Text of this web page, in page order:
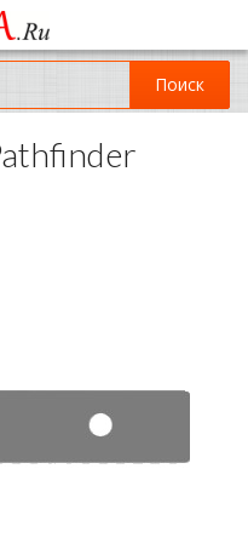
Куликова Поля 2 (магазин
8-(967)-300-69-11
Поиск